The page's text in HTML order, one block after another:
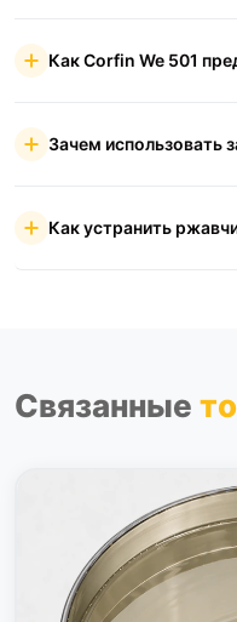
Как Corfin We 501
Зачем использовать
Как устранить
Связанные